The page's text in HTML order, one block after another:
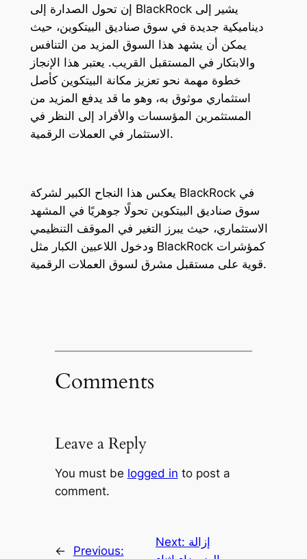
إن تحول الصدارة إلى BlackRock يشير إلى
ديناميكية جديدة في سوق صناديق البيتكوين، حيث
يمكن أن يشهد هذا السوق المزيد من التنافس
والابتكار في المستقبل القريب. يعتبر هذا الإنجاز
خطوة مهمة نحو تعزيز مكانة البيتكوين كأصل
استثماري موثوق به، وهو ما قد يدفع المزيد من
المستثمرين المؤسسات والأفراد إلى النظر في
الاستثمار في العملات الرقمية.
يعكس هذا النجاح الكبير لشركة BlackRock في
سوق صناديق البيتكوين تحولًا جوهريًا في المشهد
الاستثماري، حيث يبرز التغير في الموقف التنظيمي
ودخول اللاعبين الكبار مثل BlackRock كمؤشرات
قوية على مستقبل مشرق لسوق العملات الرقمية.
Comments
Leave a Reply
You must be logged in to post a
comment.
← Previous:
Next: إزالة